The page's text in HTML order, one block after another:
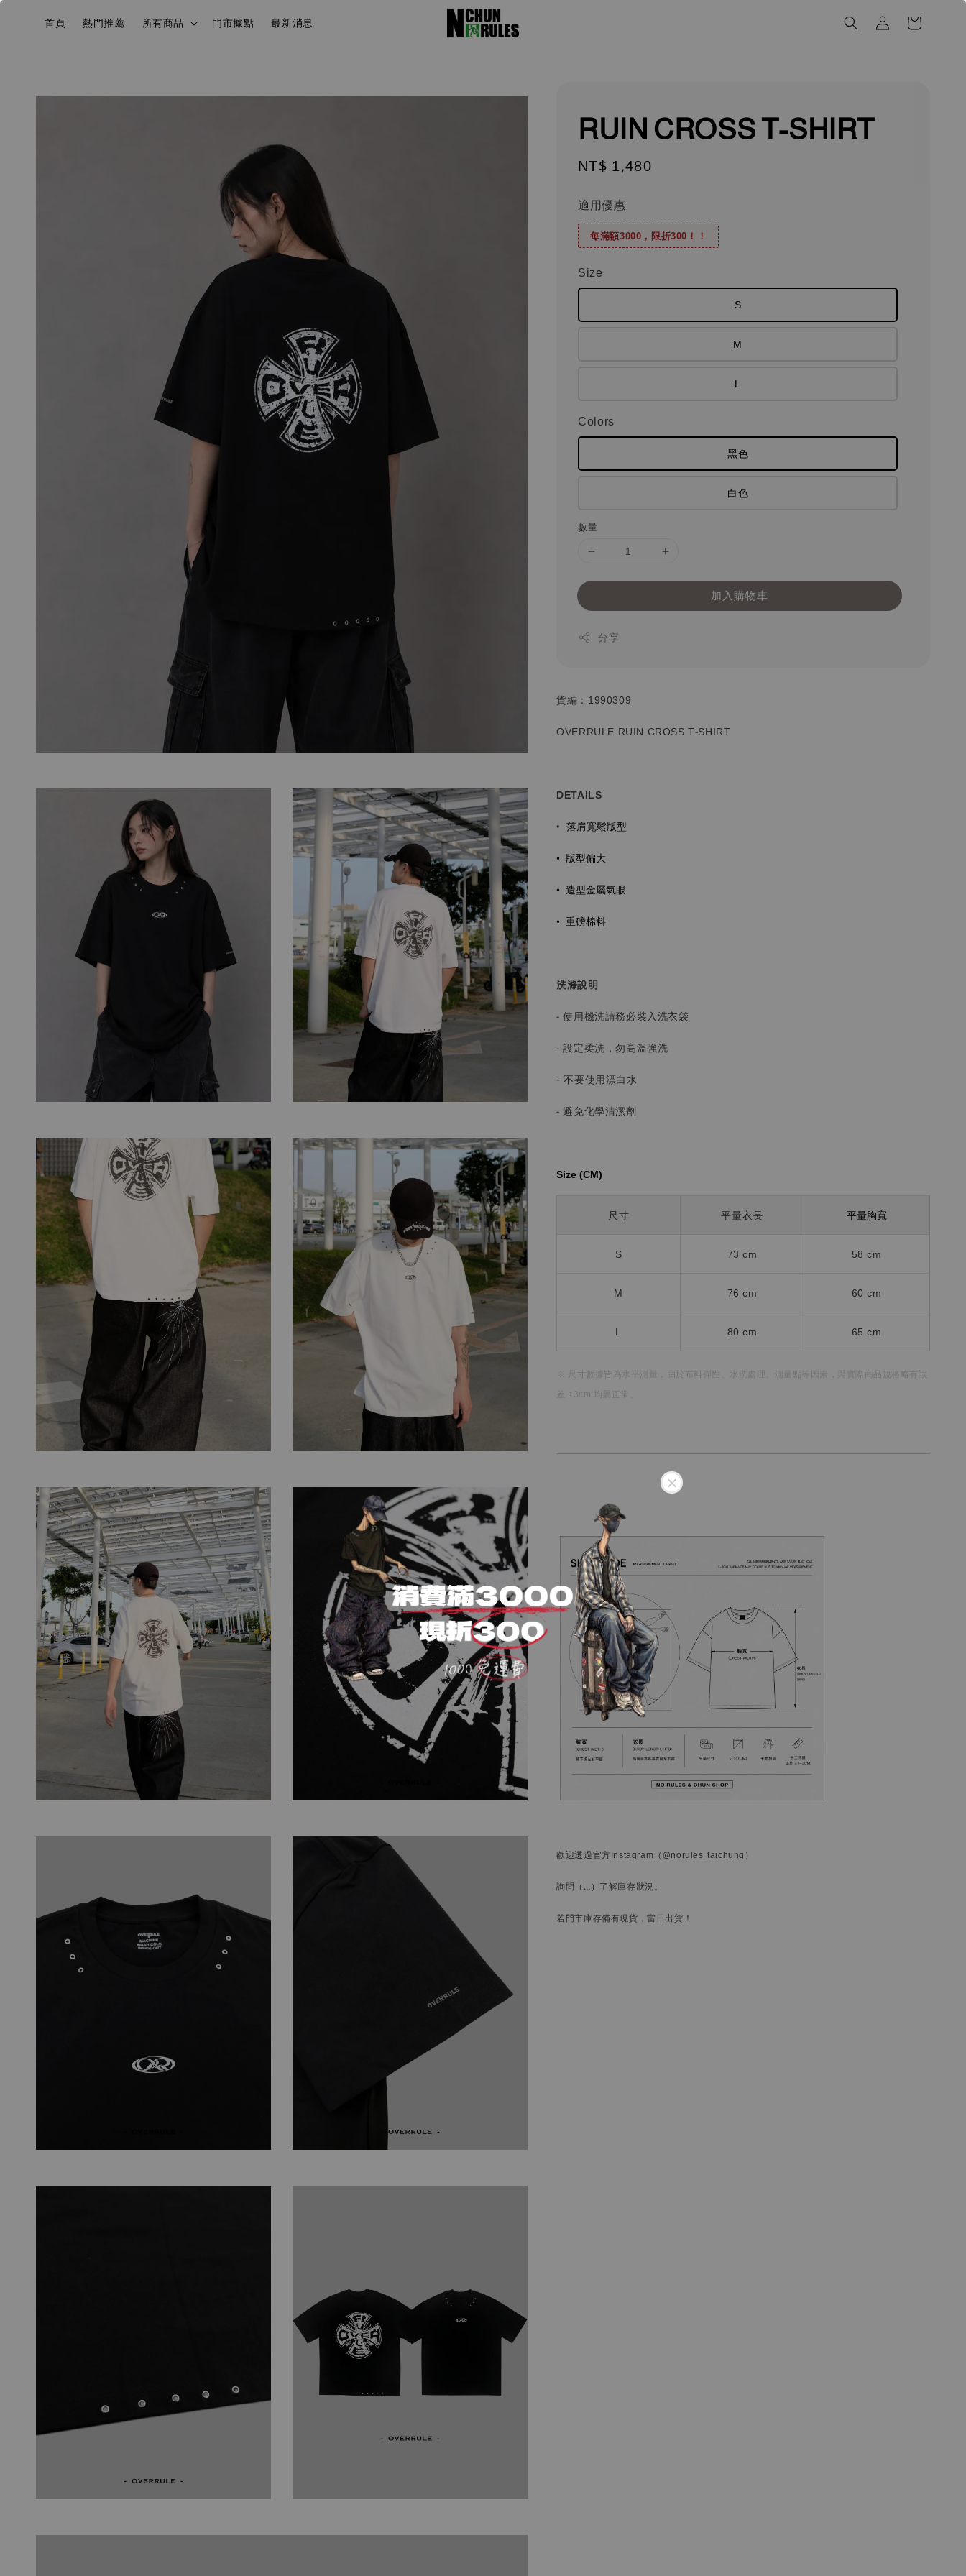
首頁 熱門推薦 所有商品 門市據點 最新消息
RUIN CROSS T-SHIRT
Regular
NT$ 1,480
適用優惠
每滿額3000，限折300！！
Size
S
M
L
Colors
黑色
白色
數量
加入購物車
分享
貨編：1990309
OVERRULE RUIN CROSS T-SHIRT
DETAILS
• 落肩寬鬆版型
• 版型偏大
• 造型金屬氣眼
•重磅棉料
洗滌說明
- 使用機洗請務必裝入洗衣袋
- 設定柔洗，勿高溫強洗
-不要使用漂白水
- 避免化學清潔劑
Size (CM)⁡⁡
尺寸 平量衣長 平量胸寬
S 73 cm 58cm
M 76 cm 60 cm
L 80 cm 65 cm
※ 尺寸數據皆為水平測量， 由於布料彈性、水洗處理、測量點等因素，
與實際商品規格略有誤
差 ±3cm 均屬正常。
歡迎透過官方Instagram （@norules_taichung）
詢問 （…） 了解庫存狀況。
若門市庫存備有現貨，當日出貨！